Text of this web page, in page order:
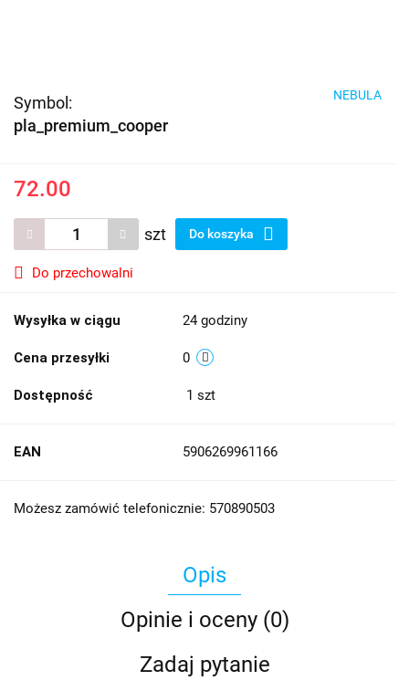
Symbol:
pla_premium_cooper
NEBULA
72.00
szt Do koszyka
Do przechowalni
Wysyłka w ciągu 24 godziny
Cena przesyłki 0
Dostępność 1 szt
EAN 5906269961166
Możesz zamówić telefonicznie: 570890503
Opis
Opinie i oceny (0)
Zadaj pytanie